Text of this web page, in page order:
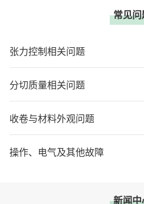
常见问
张力控制相关问题
分切质量相关问题
收卷与材料外观问题
操作、电气及其他故障
新闻中